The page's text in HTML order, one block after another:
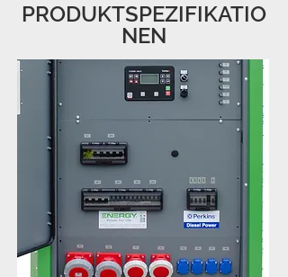
PRODUKTSPEZIFIKATIO
NEN